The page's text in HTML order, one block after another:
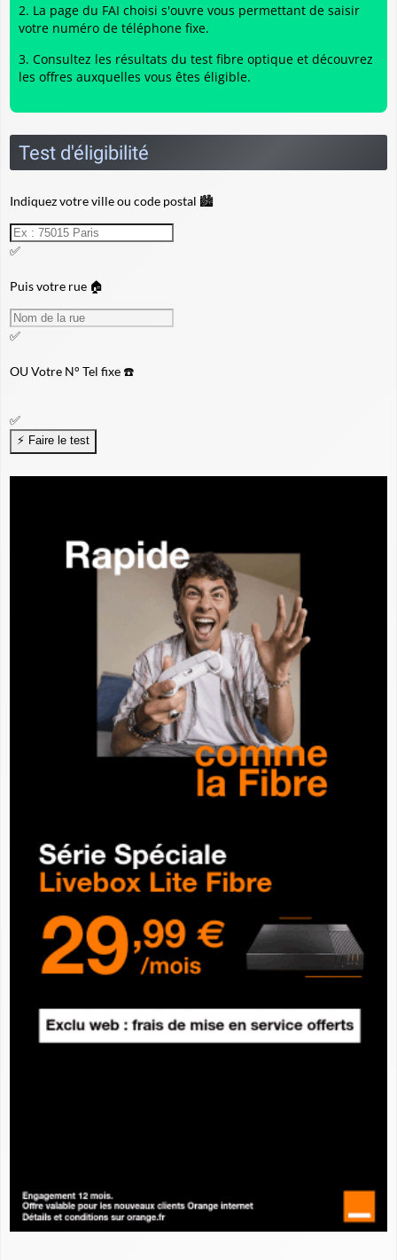
La page du FAI choisi s'ouvre vous permettant de saisir
votre numéro de téléphone fixe.
Consultez les résultats du test fibre optique et découvrez
les offres auxquelles vous êtes éligible.
Test d'éligibilité
Indiquez votre ville ou code postal 🏙️
✅
Puis votre rue 🏠
✅
OUVotre N° Tel fixe ☎️
✅